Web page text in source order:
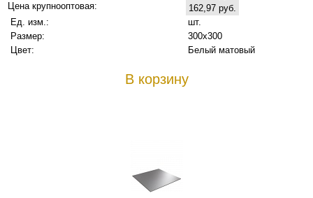
Цена крупнооптовая:
162,97 руб.
Ед. изм.:
шт.
Размер:
300x300
Цвет:
Белый матовый
В корзину